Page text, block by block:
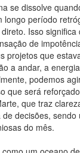
se dissolve
longo período
Isso significa
de
projetos que
a andar, a
podemos
que será
que traz
decisões, sendo
do mês.